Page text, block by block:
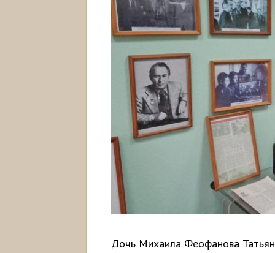
Дочь Михаила Феофанова